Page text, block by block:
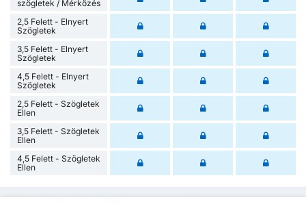
szögletek / Mérkőzés
2,5 Felett - Elnyert
Szögletek
3,5 Felett - Elnyert
Szögletek
4,5 Felett - Elnyert
Szögletek
2,5 Felett - Szögletek
Ellen
3,5 Felett - Szögletek
Ellen
4,5 Felett - Szögletek
Ellen